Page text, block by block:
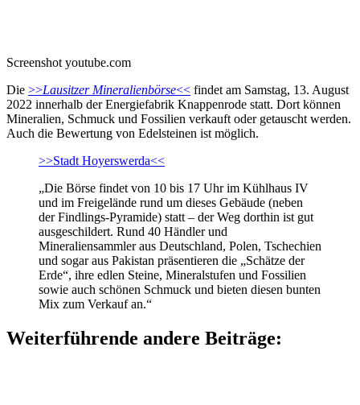
Screenshot youtube.com
Die >>Lausitzer Mineralienbörse<< findet am Samstag, 13. August
2022 innerhalb der Energiefabrik Knappenrode statt. Dort können
Mineralien, Schmuck und Fossilien verkauft oder getauscht werden.
Auch die Bewertung von Edelsteinen ist möglich.
>>Stadt Hoyerswerda<<
„Die Börse findet von 10 bis 17 Uhr im Kühlhaus IV
und im Freigelände rund um dieses Gebäude (neben
der Findlings-Pyramide) statt – der Weg dorthin ist gut
ausgeschildert. Rund 40 Händler und
Mineraliensammler aus Deutschland, Polen, Tschechien
und sogar aus Pakistan präsentieren die „Schätze der
Erde“, ihre edlen Steine, Mineralstufen und Fossilien
sowie auch schönen Schmuck und bieten diesen bunten
Mix zum Verkauf an.“
Weiterführende andere Beiträge: